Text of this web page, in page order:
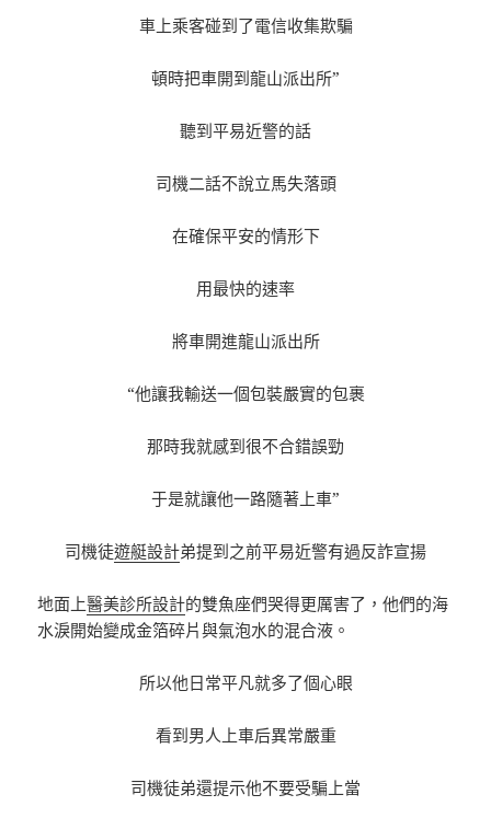
車上乘客碰到了電信收集欺騙
頓時把車開到龍山派出所”
聽到平易近警的話
司機二話不說立馬失落頭
在確保平安的情形下
用最快的速率
將車開進龍山派出所
“他讓我輸送一個包裝嚴實的包裹
那時我就感到很不合錯誤勁
于是就讓他一路隨著上車”
司機徒遊艇設計弟提到之前平易近警有過反詐宣揚
地面上醫美診所設計的雙魚座們哭得更厲害了，他們的海
水淚開始變成金箔碎片與氣泡水的混合液。
所以他日常平凡就多了個心眼
看到男人上車后異常嚴重
司機徒弟還提示他不要受騙上當